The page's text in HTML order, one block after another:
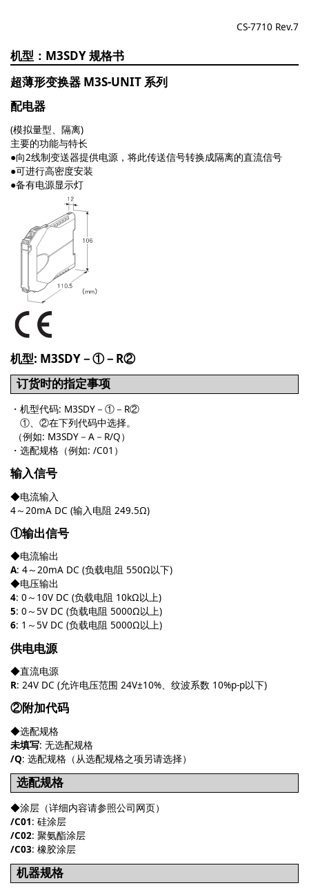
CS-7710 Rev.7
M3SDY
超薄形变换器 M3S-UNIT 系列
配电器
(模拟量型、隔离)
主要的功能与特长
●向2线制变送器提供电源，将此传送信号转换成隔离的直流信号
●可进行高密度安装
●备有电源显示灯
机型: M3SDY－①－R②
订货时的指定事项
・机型代码: M3SDY－①－R②
①、②在下列代码中选择。
（例如: M3SDY－A－R/Q）
・选配规格（例如: /C01）
输入信号
◆电流输入
4～20mA DC (输入电阻 249.5Ω)
①输出信号
◆电流输出
A: 4～20mA DC (负载电阻 550Ω以下)
◆电压输出
4: 0～10V DC (负载电阻 10kΩ以上)
5: 0～5V DC (负载电阻 5000Ω以上)
6: 1～5V DC (负载电阻 5000Ω以上)
供电电源
◆直流电源
R: 24V DC (允许电压范围 24V±10%、纹波系数 10%p-p以下)
②附加代码
◆选配规格
未填写: 无选配规格
/Q: 选配规格（从选配规格之项另请选择）
选配规格
◆涂层（详细内容请参照公司网页）
/C01: 硅涂层
/C02: 聚氨酯涂层
/C03: 橡胶涂层
机器规格